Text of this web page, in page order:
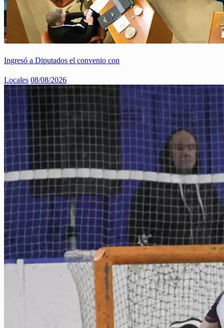
Ingresó a Diputados el convenio con
Locales 08/08/2026